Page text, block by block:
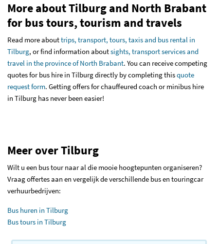
More about Tilburg and North Brabant
for bus tours, tourism and travels
Read more abouttrips, transport, tours, taxis and bus rental in
Tilburg, or find information aboutsights, transport services and
travel in the province of North Brabant. You can receive competing
quotes for bus hire in Tilburg directly by completing thisquote
request form. Getting offers for chauffeured coach or minibus hire
in Tilburg has never been easier!
Meer over Tilburg
Wilt u een bus tour naar al die mooie hoogtepunten organiseren?
Vraag offertes aan en vergelijk de verschillende bus en touringcar
verhuurbedrijven:
Bus huren in Tilburg
Bus tours in Tilburg